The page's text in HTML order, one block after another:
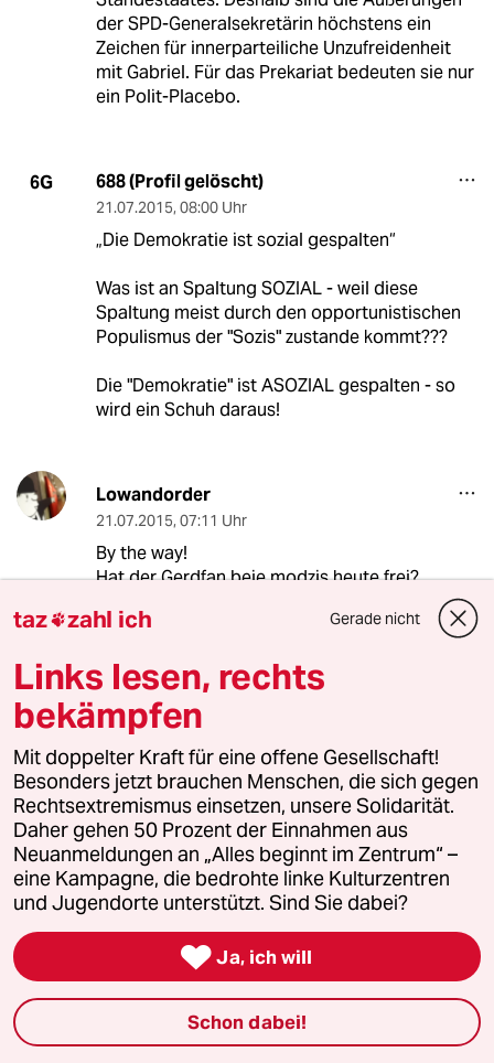
der SPD-Generalsekretärin höchstens ein
Zeichen für innerparteiliche Unzufreidenheit
mit Gabriel. Für das Prekariat bedeuten sie nur
ein Polit-Placebo.
6G 688 (Profil gelöscht)
21.07.2015, 08:00 Uhr
„Die Demokratie ist sozial gespalten“
Was ist an Spaltung SOZIAL - weil diese
Spaltung meist durch den opportunistischen
Populismus der "Sozis" zustande kommt???
Die "Demokratie" ist ASOZIAL gespalten - so
wird ein Schuh daraus!
Lowandorder
21.07.2015, 07:11 Uhr
By the way!
Hat der Gerdfan beie modzis heute frei?
try it - 2.0
Erheiternd -
Offensichtlich hat die Dame alles
richtig falsch gesagt -
Wobei - wobei - im letzten Absatz ja fast
GazPromGerd-Kritik - öh aufscheint.
Klar - Gedöns, der Herr Rat.
http://www.taz.de/SPD-Generalsekretaerin-
ueber-Wahlen/!5215316/
Quarantaine du taz
nicht mehrfach ab. - ok -
taz zahl ich Gerade nicht
Links lesen, rechts
bekämpfen
Mit doppelter Kraft für eine offene Gesellschaft!
Besonders jetzt brauchen Menschen, die sich gegen
Rechtsextremismus einsetzen, unsere Solidarität.
Daher gehen 50 Prozent der Einnahmen aus
Neuanmeldungen an „Alles beginnt im Zentrum“ –
eine Kampagne, die bedrohte linke Kulturzentren
und Jugendorte unterstützt. Sind Sie dabei?
 Ja, ich will
Schon dabei!